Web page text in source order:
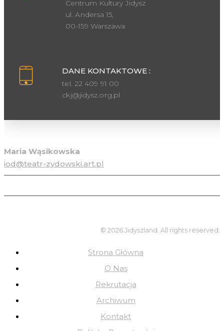
Centrum Kultury Jidysz
ul. Andersa 15,
00-159 Warszawa
DANE KONTAKTOWE :
tel. 22 409 91 00
ckj@jidysz.org.pl
Maria Wąsikowska
iod@teatr-zydowski.art.pl
© 2026 Jidyszland. All rights reserved.
Strona Główna
O Nas
Rekrutacja
Archiwum
Kontakt